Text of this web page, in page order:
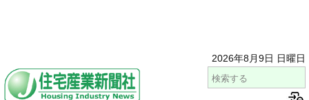
2026年8月9日 日曜日